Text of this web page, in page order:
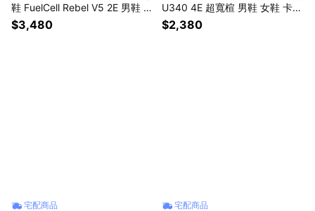
鞋 FuelCell Rebel V5 2E 男鞋 寬
楦 綠 運動鞋 MFCX8QY-2E
$3,480
U340 4E 超寬楦 男鞋 女鞋 卡其
麂皮 魔鬼氈 休閒鞋 U3401F5-4
E
$2,380
宅配商品 宅配商品